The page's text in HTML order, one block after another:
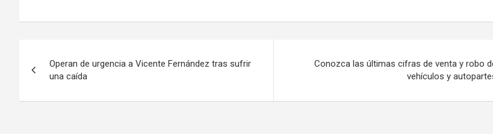
de
entradas
Operan de urgencia a Vicente Fernández tras sufrir
una caída
Conozca las últimas cifras de venta y robo
vehículos y